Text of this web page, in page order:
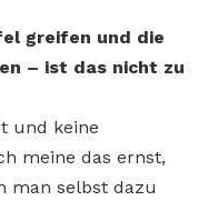
greifen und die
– ist das nicht zu
und keine
meine das ernst,
man selbst dazu